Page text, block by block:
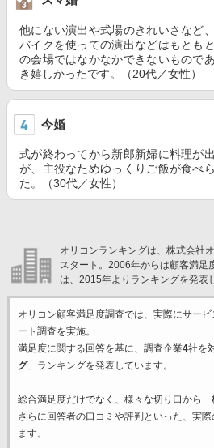
他にない演出や式場のきれいさなど
バイクを使っての演出などはもとも
の会場ではなかなかできないもので
き嬉しかったです。（20代／女性）
今婚
式が終わってから新郎新婦に料理が
が、主役なためゆっくりご飯が食べ
た。（30代／女性）
オリコンランキングは、株式会社
スタート。2006年からは顧客満足
は、2015年よりランキングを発表
オリコン顧客満足度調査では、実際にサー
ート調査を実施。
満足度に関する回答を基に、調査企業4社を
グ」ランキングを発表しています。
総合満足度だけでなく、様々な切り口から「
さらに回答者の口コミや評判といった、実
ます。